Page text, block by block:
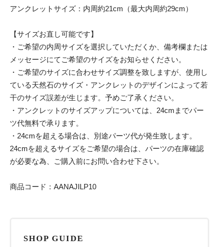
アンクレットサイズ：内周約21cm（最大内周約29cm）
【サイズお直し可能です】
・ご希望の内周サイズを選択していただくか、備考欄または
メッセージにてご希望のサイズをお知らせください。
・ご希望のサイズに合わせサイズ調整を致しますが、使用し
ている天然石のサイズ・アンクレットのデザインによって若
干のサイズ誤差が生じます。予めご了承ください。
・アンクレットのサイズアップについては、24cmまでパー
ツ代無料で承ります。
・24cmを超える場合は、別途パーツ代が発生致します。
24cmを超えるサイズをご希望の場合は、パーツの在庫確認
が必要な為、ご購入前にお問い合わせ下さい。
商品コード：AANAJILP10
SHOP GUIDE